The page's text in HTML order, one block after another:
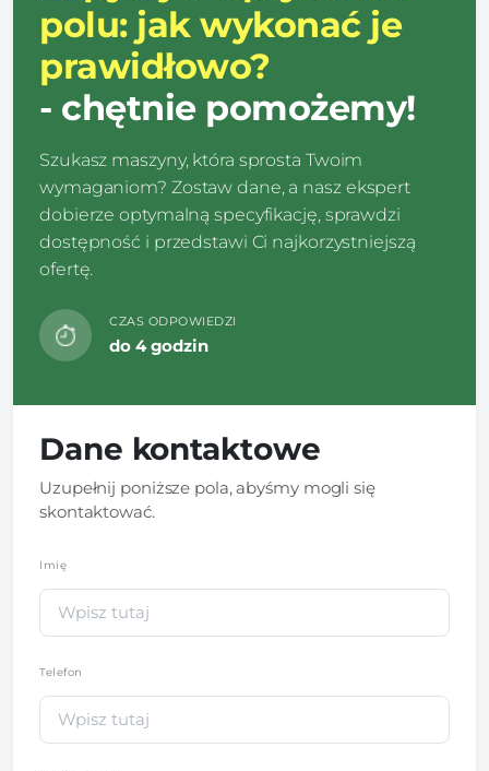
polu: jak wykonać je
prawidłowo?
- chętnie pomożemy!
Szukasz maszyny, która sprosta Twoim
wymaganiom? Zostaw dane, a nasz ekspert
dobierze optymalną specyfikację, sprawdzi
dostępność i przedstawi Ci najkorzystniejszą
ofertę.
CZAS ODPOWIEDZI
do 4 godzin
Dane kontaktowe
Uzupełnij poniższe pola, abyśmy mogli się
skontaktować.
Imię
Telefon